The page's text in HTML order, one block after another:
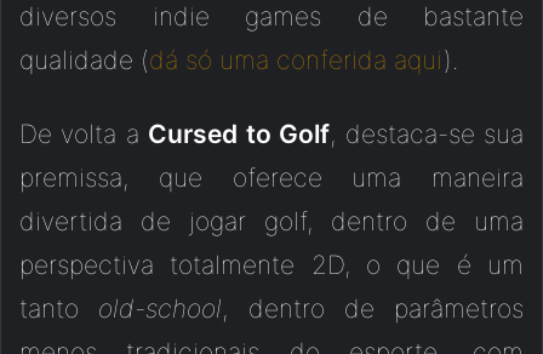
diversos indie games de bastante
qualidade (dá só uma conferida aqui).
De volta a Cursed to Golf, destaca-se sua
premissa, que oferece uma maneira
divertida de jogar golf, dentro de uma
perspectiva totalmente 2D, o que é um
tanto old-school, dentro de parâmetros